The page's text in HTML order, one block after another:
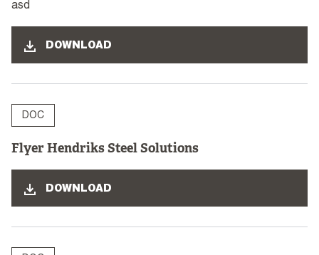
asd
DOWNLOAD
DOC
Flyer Hendriks Steel Solutions
DOWNLOAD